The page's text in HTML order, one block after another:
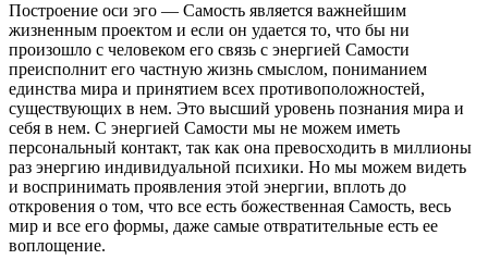
Построение оси эго — Самость является важнейшим
жизненным проектом и если он удается то, что бы ни
произошло с человеком его связь с энергией Самости
преисполнит его частную жизнь смыслом, пониманием
единства мира и принятием всех противоположностей,
существующих в нем. Это высший уровень познания мира и
себя в нем. С энергией Самости мы не можем иметь
персональный контакт, так как она превосходить в миллионы
раз энергию индивидуальной психики. Но мы можем видеть
и воспринимать проявления этой энергии, вплоть до
откровения о том, что все есть божественная Самость, весь
мир и все его формы, даже самые отвратительные есть ее
воплощение.